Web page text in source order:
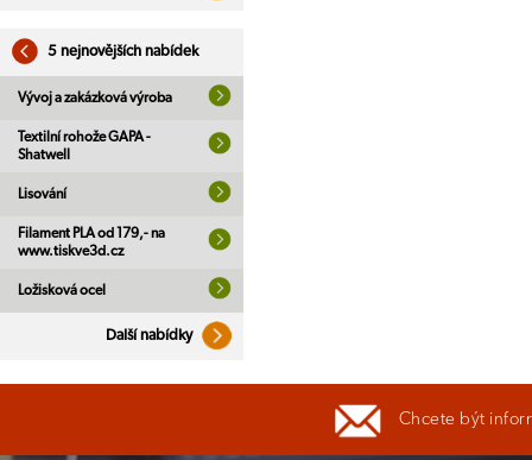
5 nejnovějších nabídek
Vývoj a zakázková výroba
Textilní rohože GAPA -
Shatwell
Lisování
Filament PLA od 179,- na
www.tiskve3d.cz
Ložisková ocel
Další nabídky
Chcete být